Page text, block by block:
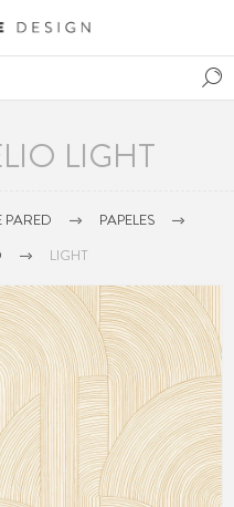
LIGHT
PARED
PAPELES
LIGHT